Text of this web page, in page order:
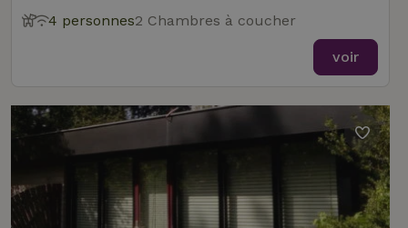
4 personnes2 Chambres à coucher
voir